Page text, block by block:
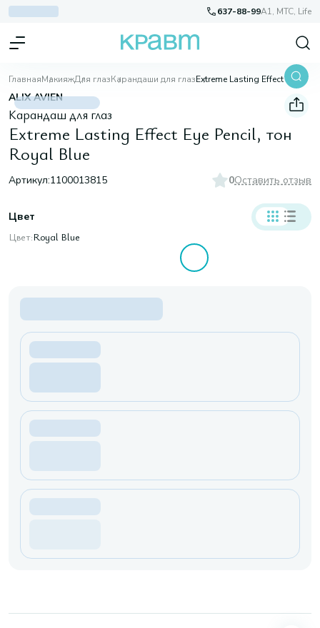
637-88-99A1, МТС, Life
ГлавнаяМакияжДля глазКарандаши для глаз Extreme Lasting Effect Eye Pencil, тон Royal Blue
ALIX AVIEN
Карандаш для глаз
Extreme Lasting Effect Eye Pencil, тон
Royal Blue
Артикул:1100013815 0Оставить отзыв
Цвет
Цвет:Royal Blue